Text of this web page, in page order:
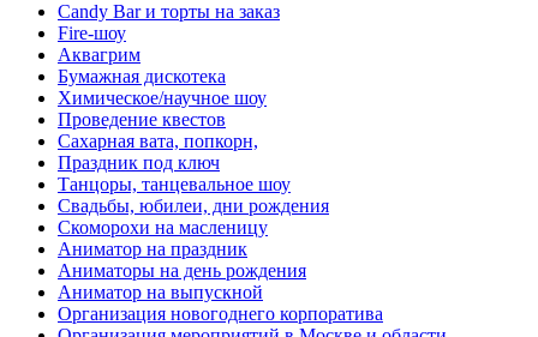
Candy Bar и торты на заказ
Fire-шоу
Аквагрим
Бумажная дискотека
Химическое/научное шоу
Проведение квестов
Сахарная вата, попкорн,
Праздник под ключ
Танцоры, танцевальное шоу
Свадьбы, юбилеи, дни рождения
Скоморохи на масленицу
Аниматор на праздник
Аниматоры на день рождения
Аниматор на выпускной
Организация новогоднего корпоратива